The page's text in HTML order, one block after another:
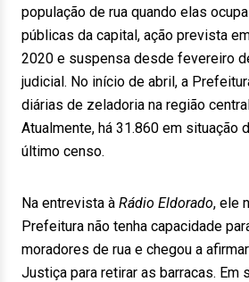
população de rua quando elas
públicas da capital, ação prevista
2020 e suspensa desde fevereiro
judicial. No início de abril, a
diárias de zeladoria na região
Atualmente, há 31.860 em situação
último censo.
Na entrevista à Rádio Eldorado, ele
Prefeitura não tenha capacidade
moradores de rua e chegou a
Justiça para retirar as barracas. Em